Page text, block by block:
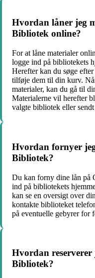
Hvordan låner jeg
Bibliotek online?
For at låne materialer
logge ind på bibliotekets
Herefter kan du søge
tilføje dem til din kurv.
materialer, kan du gå til
Materialerne vil herefter
valgte bibliotek eller
Hvordan fornyer
Bibliotek?
Du kan forny dine lån på
ind på bibliotekets
kan se en oversigt over
kontakte biblioteket
på eventuelle gebyrer for
Hvordan reserverer
Bibliotek?